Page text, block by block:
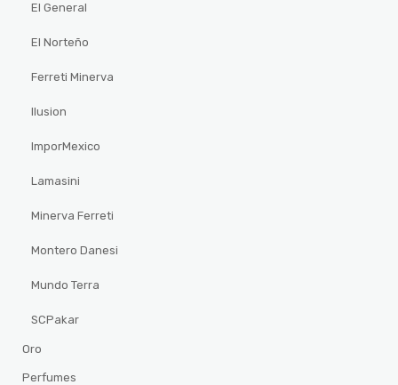
El General
El Norteño
Ferreti Minerva
Ilusion
ImporMexico
Lamasini
Minerva Ferreti
Montero Danesi
Mundo Terra
SCPakar
Oro
Perfumes